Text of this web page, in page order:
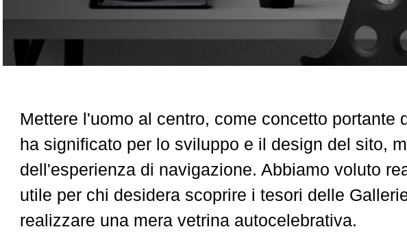
Mettere l'uomo al centro, come concetto portante
ha significato per lo sviluppo e il design del sito,
dell'esperienza di navigazione. Abbiamo voluto
utile per chi desidera scoprire i tesori delle
realizzare una mera vetrina autocelebrativa.